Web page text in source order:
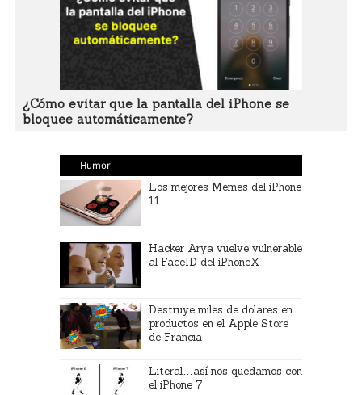
¿Cómo evitar que la pantalla del iPhone se
bloquee automáticamente?
Humor
Los mejores Memes del iPhone
11
Hacker Arya vuelve vulnerable
al FaceID del iPhoneX
Destruye miles de dolares en
productos en el Apple Store
de Francia
Literal…así nos quedamos con
el iPhone 7